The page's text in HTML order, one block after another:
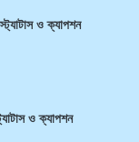
ও ক্যাপশন
ও ক্যাপশন